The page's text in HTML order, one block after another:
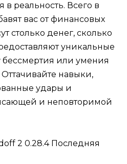
в реальность. Всего в
вас от финансовых
столько денег, сколько
уникальные
бессмертия или умения
навыки,
удары и
и неповторимой